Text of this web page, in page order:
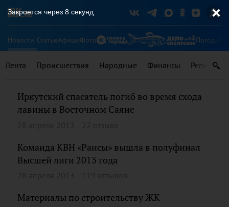
Новости СтатьиАфишаФото Погода
Лента Происшествия Народные Финансы Регионы
Иркутский спасатель погиб во время схода
лавины в Восточном Саяне
Команда КВН «Раисы» вышла в полуфинал
Высшей лиги 2013 года
Материалы по строительству ЖК
Закроется через 8 секунд